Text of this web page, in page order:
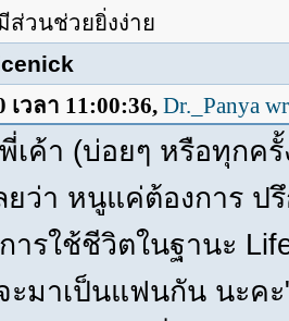
ส่วนช่วยยิ่งง่าย
เวลา 11:00:36, Dr._Panya
เค้า (บ่อยๆ หรือทุกค
ยว่า หนูแค่ต้องการ ป
ารใช้ชีวิตในฐานะ
ะมาเป็นแฟนกัน นะคะ